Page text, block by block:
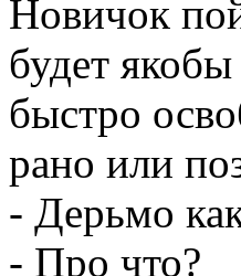
Новичок
будет
быстро
рано или
- Дерьмо
- Про что?